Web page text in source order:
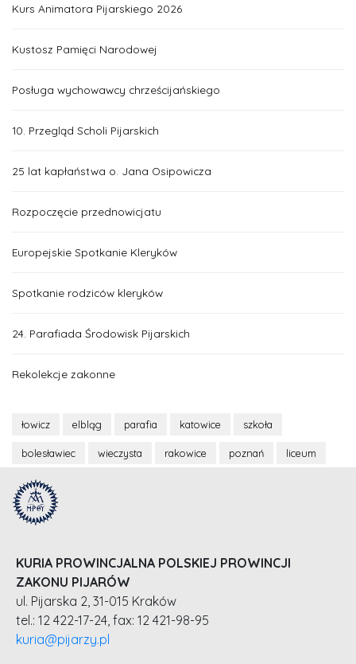
Kurs Animatora Pijarskiego 2026
Kustosz Pamięci Narodowej
Posługa wychowawcy chrześcijańskiego
10. Przegląd Scholi Pijarskich
25 lat kapłaństwa o. Jana Osipowicza
Rozpoczęcie przednowicjatu
Europejskie Spotkanie Kleryków
Spotkanie rodziców kleryków
24. Parafiada Środowisk Pijarskich
Rekolekcje zakonne
łowicz elbląg parafia katowice szkoła
bolesławiec wieczysta rakowice poznań liceum
KURIA PROWINCJALNA POLSKIEJ PROWINCJI
ZAKONU PIJARÓW
ul. Pijarska 2, 31-015 Kraków
tel.: 12 422-17-24, fax: 12 421-98-95
kuria@pijarzy.pl